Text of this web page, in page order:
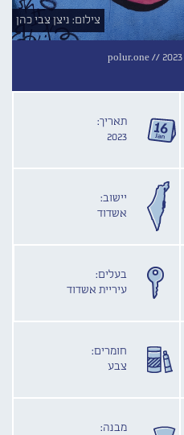
צילום: ניצן צבי כהן
polur.one // 2023
תאריך:
2023
יישוב:
אשדוד
בעלים:
עיריית אשדוד
חומרים:
צבע
מבנה: